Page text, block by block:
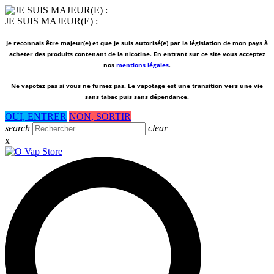
JE SUIS MAJEUR(E) :
Je reconnais être majeur(e) et que je suis autorisé(e) par la législation de mon pays à
acheter des produits contenant de la nicotine. En entrant sur ce site vous acceptez
nos mentions légales.
Ne vapotez pas si vous ne fumez pas. Le vapotage est une transition vers une vie
sans tabac puis sans dépendance.
OUI, ENTRER NON, SORTIR
search
clear
x